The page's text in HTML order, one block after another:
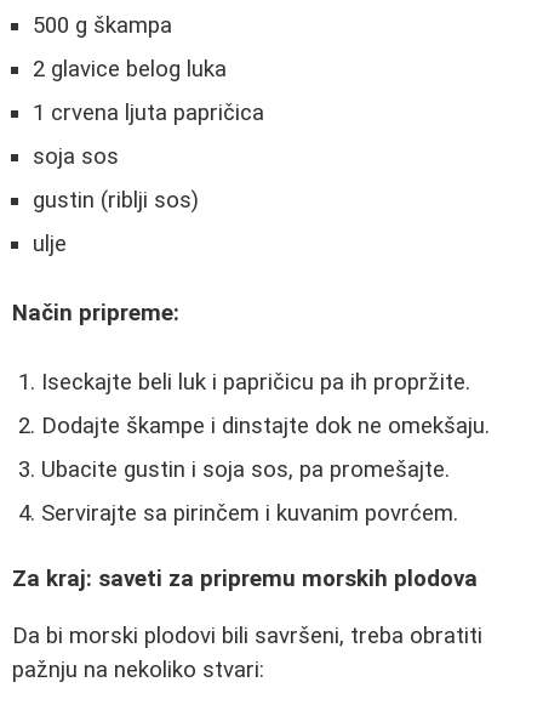
500 g škampa
2 glavice belog luka
1 crvena ljuta papričica
soja sos
gustin (riblji sos)
ulje
Način pripreme:
Iseckajte beli luk i papričicu pa ih propržite.
Dodajte škampe i dinstajte dok ne omekšaju.
Ubacite gustin i soja sos, pa promešajte.
Servirajte sa pirinčem i kuvanim povrćem.
Za kraj: saveti za pripremu morskih plodova
Da bi morski plodovi bili savršeni, treba obratiti
pažnju na nekoliko stvari: